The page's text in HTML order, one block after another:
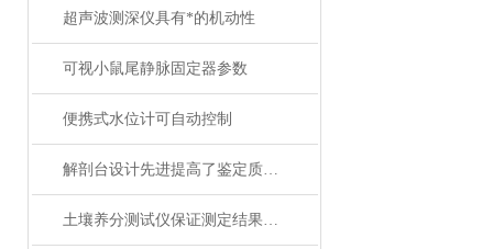
超声波测深仪具有*的机动性
可视小鼠尾静脉固定器参数
便携式水位计可自动控制
解剖台设计先进提高了鉴定质量和检验水平
土壤养分测试仪保证测定结果精度